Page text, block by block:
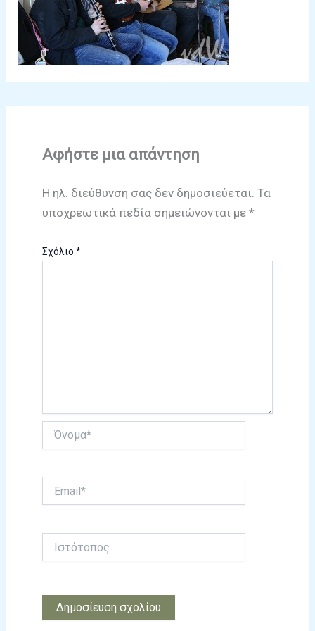
Αφήστε μια απάντηση
Η ηλ. διεύθυνση σας δεν δημοσιεύεται. Τα
υποχρεωτικά πεδία σημειώνονται με*
Σχόλιο*
Όνομα*